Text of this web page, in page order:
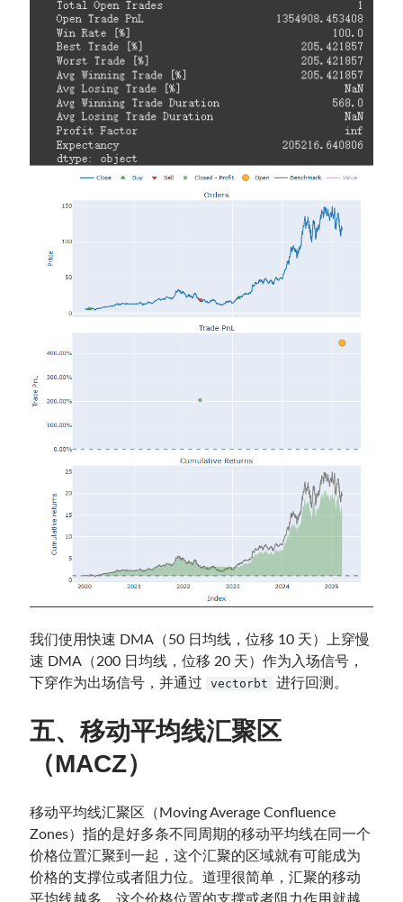
我们使用快速 DMA（50 日均线，位移 10 天）上穿慢
速 DMA（200 日均线，位移 20 天）作为入场信号，
下穿作为出场信号，并通过
vectorbt 进行回测。
五、移动平均线汇聚区
（MACZ）
移动平均线汇聚区（Moving Average Confluence
Zones）指的是好多条不同周期的移动平均线在同一个
价格位置汇聚到一起，这个汇聚的区域就有可能成为
价格的支撑位或者阻力位。道理很简单，汇聚的移动